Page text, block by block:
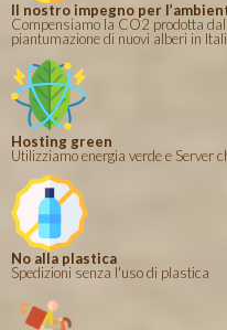
Il nostro impegno per
Compensiamo la CO2 prodotta
piantumazione di nuovi alberi in
Hosting green
Utilizziamo energia verde e Server
No alla plastica
Spedizioni senza l'uso di plastica